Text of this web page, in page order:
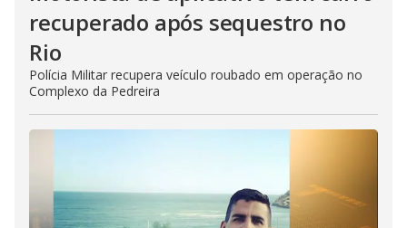
recuperado após sequestro no
Rio
Polícia Militar recupera veículo roubado em operação no
Complexo da Pedreira